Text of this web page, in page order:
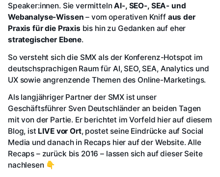
Speaker:innen. Sie vermittelnAI-, SEO-, SEA- und
Webanalyse-Wissen – vom operativen Kniff aus der
Praxis für die Praxis bis hin zu Gedanken auf eher
strategischer Ebene.
So versteht sich die SMX als der Konferenz-Hotspot im
deutschsprachigen Raum für AI, SEO, SEA, Analytics und
UX sowie angrenzende Themen des Online-Marketings.
Als langjähriger Partner der SMX ist unser
Geschäftsführer Sven Deutschländer an beiden Tagen
mit von der Partie. Er berichtet im Vorfeld hier auf diesem
Blog, ist LIVE vor Ort, postet seine Eindrücke auf Social
Media und danach in Recaps hier auf der Website. Alle
Recaps – zurück bis 2016 – lassen sich auf dieser Seite
nachlesen 👇